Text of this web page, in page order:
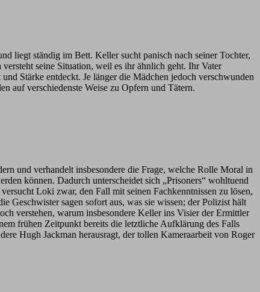
liegt ständig im Bett. Keller sucht panisch nach seiner Tochter,
seine Situation, weil es ihr ähnlich geht. Ihr Vater
Stärke entdeckt. Je länger die Mädchen jedoch verschwunden
auf verschiedenste Weise zu Opfern und Tätern.
und verhandelt insbesondere die Frage, welche Rolle Moral in
können. Dadurch unterscheidet sich „Prisoners“ wohltuend
Loki zwar, den Fall mit seinen Fachkenntnissen zu lösen,
Geschwister sagen sofort aus, was sie wissen; der Polizist hält
verstehen, warum insbesondere Keller ins Visier der Ermittler
frühen Zeitpunkt bereits die letztliche Aufklärung des Falls
Hugh Jackman herausragt, der tollen Kameraarbeit von Roger